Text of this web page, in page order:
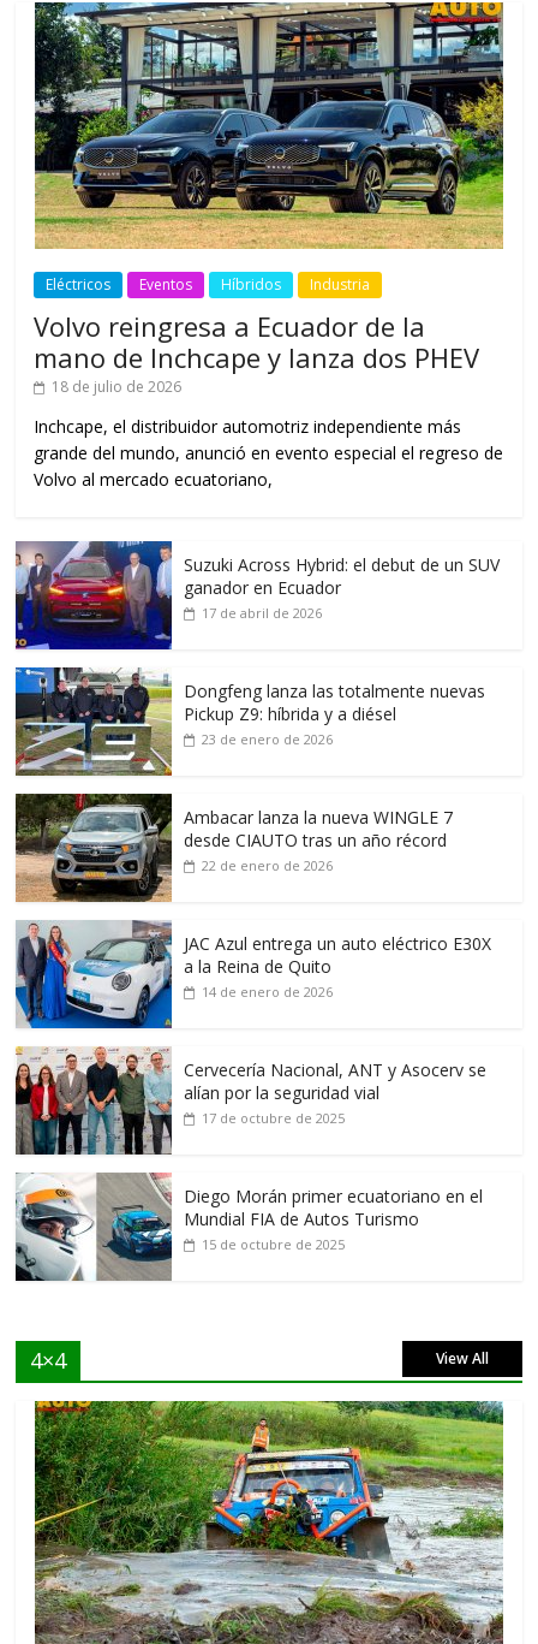
Eléctricos Eventos Híbridos Industria
Volvo reingresa a Ecuador de la
mano de Inchcape y lanza dos PHEV
18 de julio de 2026
Inchcape, el distribuidor automotriz independiente más
grande del mundo, anunció en evento especial el regreso de
Volvo al mercado ecuatoriano,
Suzuki Across Hybrid: el debut de un SUV
ganador en Ecuador
17 de abril de 2026
Dongfeng lanza las totalmente nuevas
Pickup Z9: híbrida y a diésel
23 de enero de 2026
Ambacar lanza la nueva WINGLE 7
desde CIAUTO tras un año récord
22 de enero de 2026
JAC Azul entrega un auto eléctrico E30X
a la Reina de Quito
14 de enero de 2026
Cervecería Nacional, ANT y Asocerv se
alían por la seguridad vial
17 de octubre de 2025
Diego Morán primer ecuatoriano en el
Mundial FIA de Autos Turismo
15 de octubre de 2025
4×4 View All